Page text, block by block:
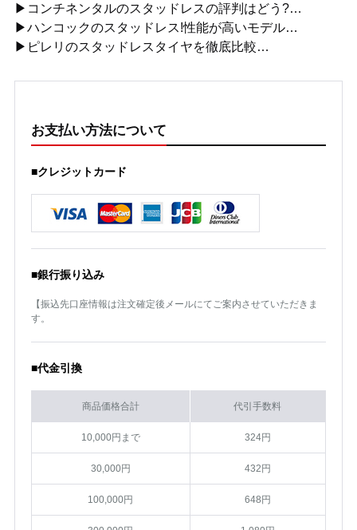
▶コンチネンタルのスタッドレスの評判はどう?…
▶ハンコックのスタッドレス!性能が高いモデル…
▶ピレリのスタッドレスタイヤを徹底比較…
お支払い方法について
■クレジットカード
■銀行振り込み
【振込先口座情報は注文確定後メールにてご案内させていただきま
す。
■代金引換
商品価格合計 代引手数料
10,000円まで 324円
30,000円 432円
100,000円 648円